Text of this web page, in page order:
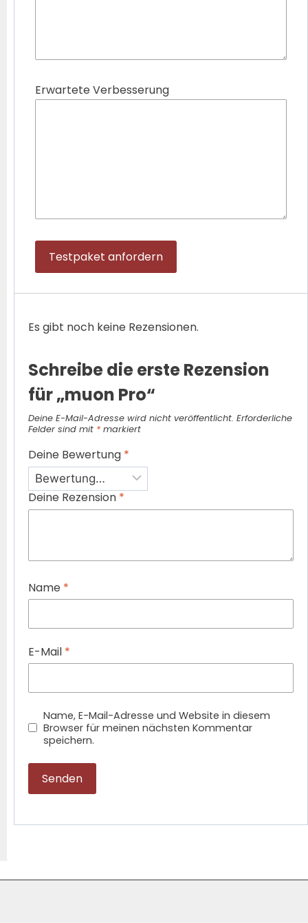
Erwartete Verbesserung
Testpaket anfordern
Es gibt noch keine Rezensionen.
Schreibe die erste Rezension
für „muon Pro“
Deine E-Mail-Adresse wird nicht veröffentlicht. Erforderliche
Felder sind mit * markiert
Deine Bewertung *
Deine Rezension *
Name *
E-Mail *
Name, E-Mail-Adresse und Website in diesem
Browser für meinen nächsten Kommentar
speichern.